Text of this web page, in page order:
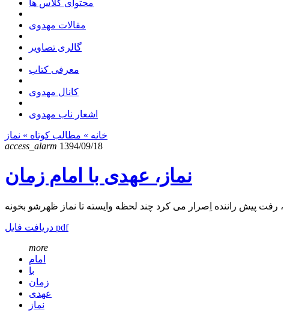
محتوای کلاس ها
مقالات مهدوی
گالری تصاویر
معرفی کتاب
کانال مهدوی
اشعار ناب مهدوی
خانه » مطالب کوتاه » نماز
access_alarm 1394/09/18
نماز، عهدی با امام زمان
دریافت فایل pdf
more
امام
با
زمان
عهدی
نماز